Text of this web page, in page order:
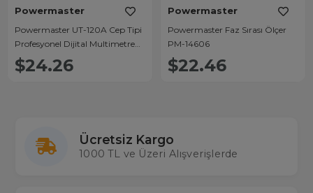
Powermaster
Powermaster UT-120A Cep Tipi
Profesyonel Dijital Multimetre
Ölçü Aleti
$24.26
Powermaster
Powermaster Faz Sırası Ölçer
PM-14606
$22.46
Ücretsiz Kargo
1000 TL ve Üzeri Alışverişlerde